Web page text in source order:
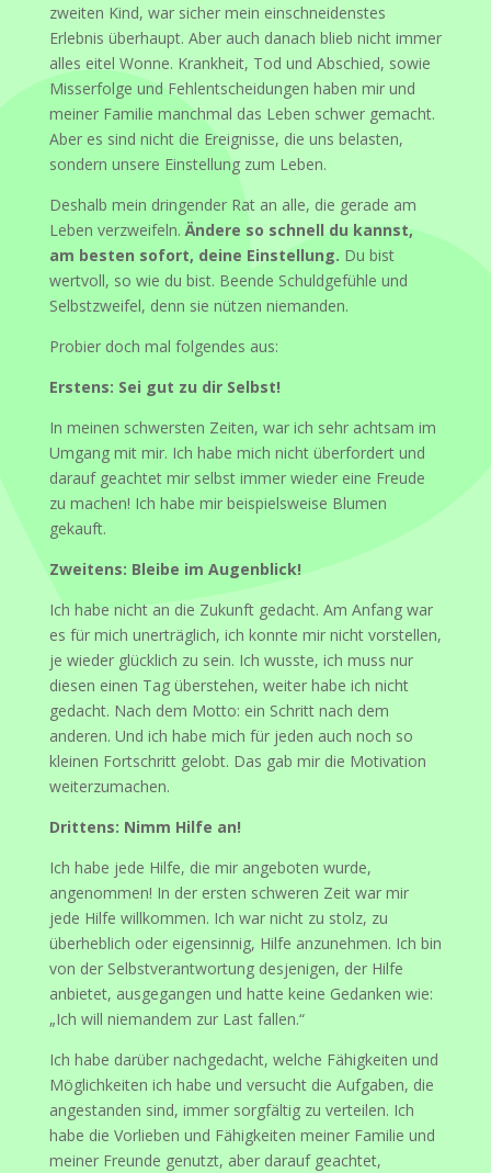
zweiten Kind, war sicher mein einschneidenstes
Erlebnis überhaupt. Aber auch danach blieb nicht immer
alles eitel Wonne. Krankheit, Tod und Abschied, sowie
Misserfolge und Fehlentscheidungen haben mir und
meiner Familie manchmal das Leben schwer gemacht.
Aber es sind nicht die Ereignisse, die uns belasten,
sondern unsere Einstellung zum Leben.
Deshalb mein dringender Rat an alle, die gerade am
Leben verzweifeln.Ändere so schnell du kannst,
am besten sofort, deine Einstellung. Du bist
wertvoll, so wie du bist. Beende Schuldgefühle und
Selbstzweifel, denn sie nützen niemanden.
Probier doch mal folgendes aus:
Erstens: Sei gut zu dir Selbst!
In meinen schwersten Zeiten, war ich sehr achtsam im
Umgang mit mir. Ich habe mich nicht überfordert und
darauf geachtet mir selbst immer wieder eine Freude
zu machen! Ich habe mir beispielsweise Blumen
gekauft.
Zweitens: Bleibe im Augenblick!
Ich habe nicht an die Zukunft gedacht. Am Anfang war
es für mich unerträglich, ich konnte mir nicht vorstellen,
je wieder glücklich zu sein. Ich wusste, ich muss nur
diesen einen Tag überstehen, weiter habe ich nicht
gedacht. Nach dem Motto: ein Schritt nach dem
anderen. Und ich habe mich für jeden auch noch so
kleinen Fortschritt gelobt. Das gab mir die Motivation
weiterzumachen.
Drittens: Nimm Hilfe an!
Ich habe jede Hilfe, die mir angeboten wurde,
angenommen! In der ersten schweren Zeit war mir
jede Hilfe willkommen. Ich war nicht zu stolz, zu
überheblich oder eigensinnig, Hilfe anzunehmen. Ich bin
von der Selbstverantwortung desjenigen, der Hilfe
anbietet, ausgegangen und hatte keine Gedanken wie:
„Ich will niemandem zur Last fallen.“
Ich habe darüber nachgedacht, welche Fähigkeiten und
Möglichkeiten ich habe und versucht die Aufgaben, die
angestanden sind, immer sorgfältig zu verteilen. Ich
habe die Vorlieben und Fähigkeiten meiner Familie und
meiner Freunde genutzt, aber darauf geachtet,